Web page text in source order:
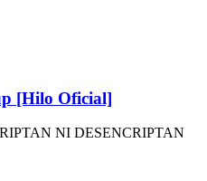
[Hilo Oficial]
NI DESENCRIPTAN